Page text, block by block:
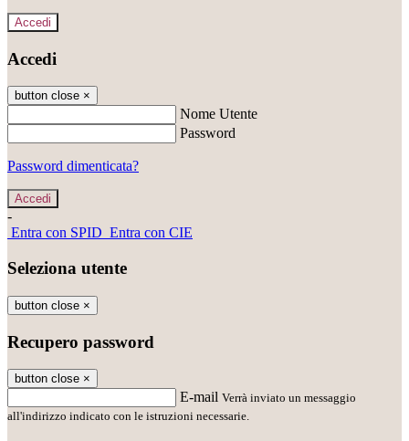
Accedi
Accedi
button close ×
Nome Utente
Password
Password dimenticata?
-
Entra con SPID Entra con CIE
Seleziona utente
button close ×
Recupero password
button close ×
E-mail Verrà inviato un messaggio
all'indirizzo indicato con le istruzioni necessarie.